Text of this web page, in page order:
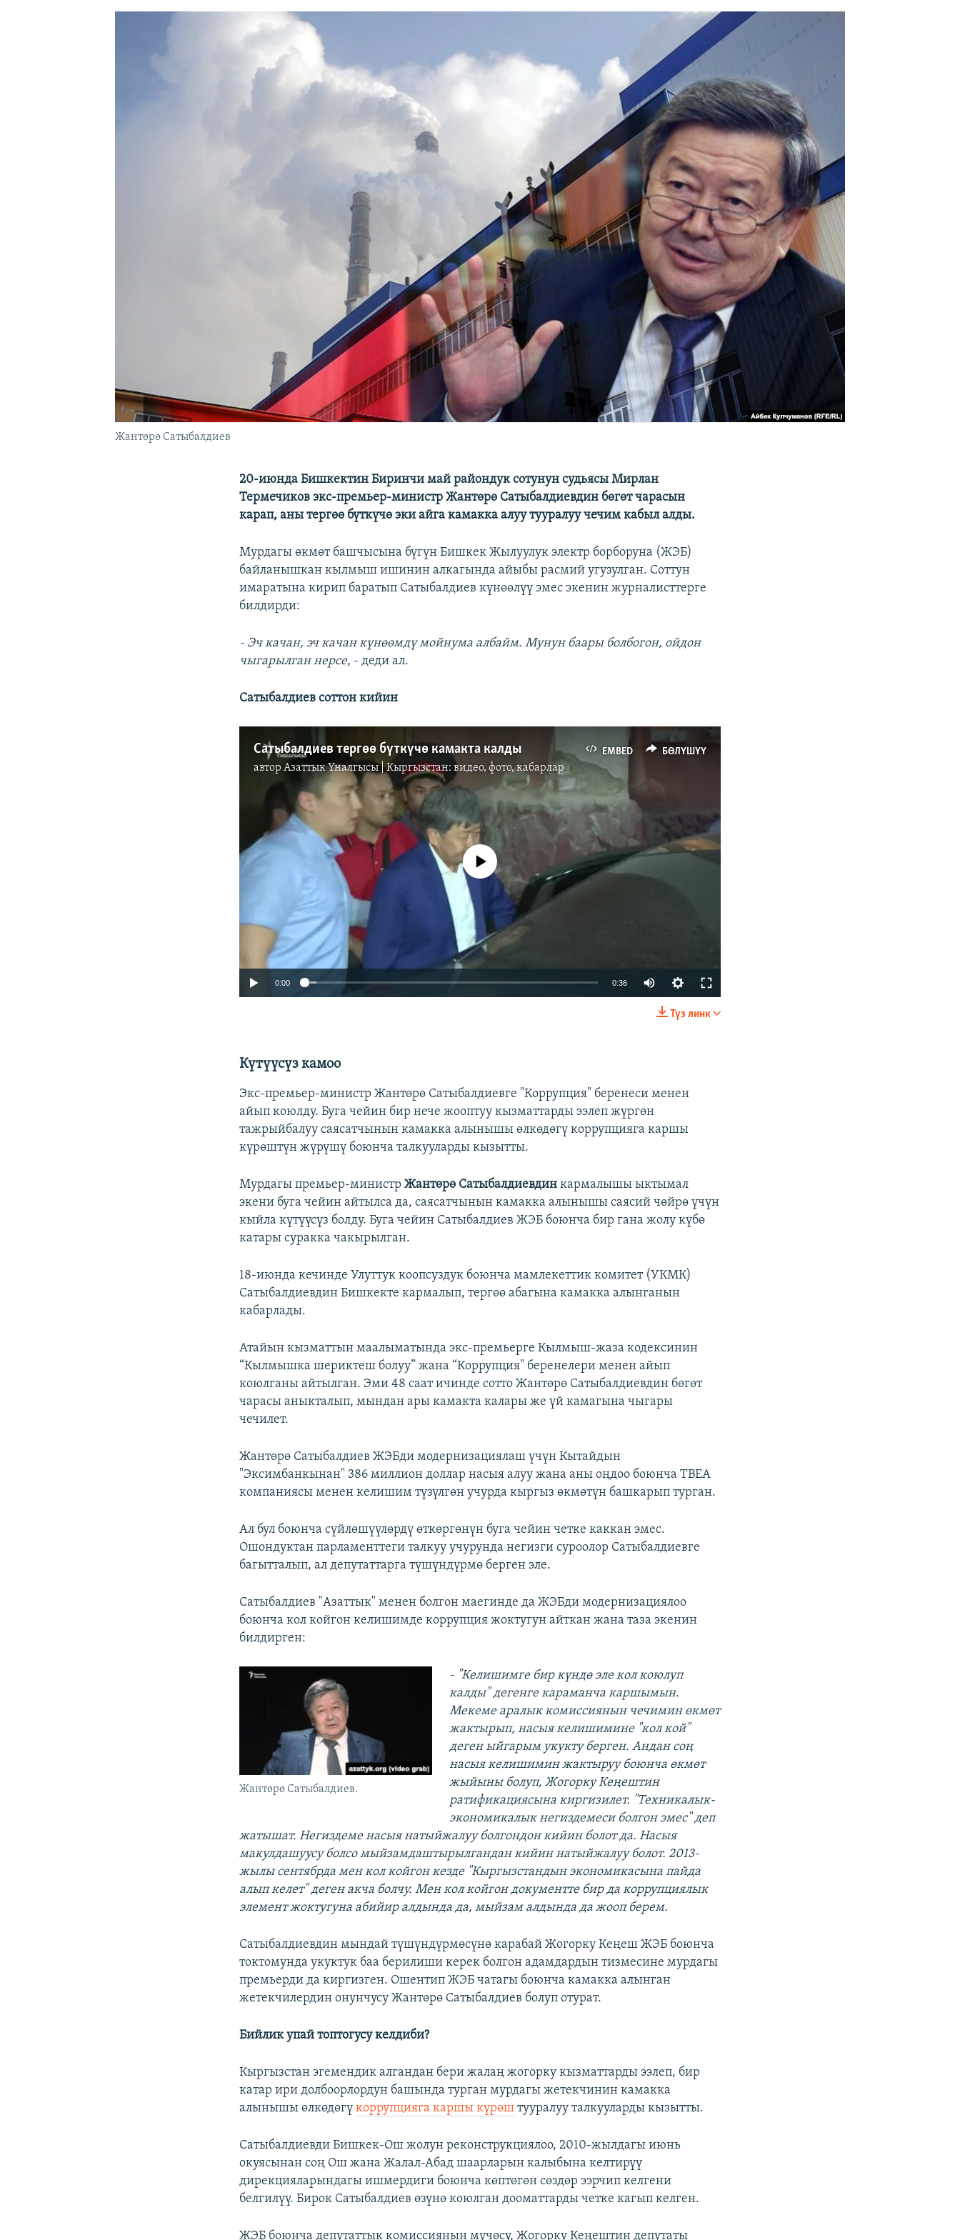
Жантөрө Сатыбалдиев
20-июнда Бишкектин Биринчи май райондук сотунун судьясы Мирлан
Термечиков экс-премьер-министр Жантөрө Сатыбалдиевдин бөгөт чарасын
карап, аны тергөө бүткүчө эки айга камакка алуу тууралуу чечим кабыл алды.
Мурдагы өкмөт башчысына бүгүн Бишкек Жылуулук электр борборуна (ЖЭБ)
байланышкан кылмыш ишинин алкагында айыбы расмий угузулган. Соттун
имаратына кирип баратып Сатыбалдиев күнөөлүү эмес экенин журналисттерге
билдирди:
- Эч качан, эч качан күнөөмдү мойнума албайм. Мунун баары болбогон, ойдон
чыгарылган нерсе, - деди ал.
Сатыбалдиев соттон кийин
EMBED БӨЛҮШҮҮ
Сатыбалдиев тергөө бүткүчө камакта калды
авторАзаттык Үналгысы | Кыргызстан: видео, фото, кабарлар
БӨЛҮШҮҮ
No media source currently available
0:00 0:36
Түз линк
Күтүүсүз камоо
Экс-премьер-министр Жантөрө Сатыбалдиевге "Коррупция" беренеси менен
айып коюлду. Буга чейин бир нече жооптуу кызматтарды ээлеп жүргөн
тажрыйбалуу саясатчынын камакка алынышы өлкөдөгү коррупцияга каршы
күрөштүн жүрүшү боюнча талкууларды кызытты.
Мурдагы премьер-министрЖантөрө Сатыбалдиевдин кармалышы ыктымал
экени буга чейин айтылса да, саясатчынын камакка алынышы саясий чөйрө үчүн
кыйла күтүүсүз болду. Буга чейин Сатыбалдиев ЖЭБ боюнча бир гана жолу күбө
катары суракка чакырылган.
18-июнда кечинде Улуттук коопсуздук боюнча мамлекеттик комитет (УКМК)
Сатыбалдиевдин Бишкекте кармалып, тергөө абагына камакка алынганын
кабарлады.
Атайын кызматтын маалыматында экс-премьерге Кылмыш-жаза кодексинин
“Кылмышка шериктеш болуу” жана “Коррупция" беренелери менен айып
коюлганы айтылган. Эми 48 саат ичинде сотто Жантөрө Сатыбалдиевдин бөгөт
чарасы аныкталып, мындан ары камакта калары же үй камагына чыгары
чечилет.
Жантөрө Сатыбалдиев ЖЭБди модернизациялаш үчүн Кытайдын
"Эксимбанкынан" 386 миллион доллар насыя алуу жана аны оңдоо боюнча ТВЕА
компаниясы менен келишим түзүлгөн учурда кыргыз өкмөтүн башкарып турган.
Ал бул боюнча сүйлөшүүлөрдү өткөргөнүн буга чейин четке каккан эмес.
Ошондуктан парламенттеги талкуу учурунда негизги суроолор Сатыбалдиевге
багытталып, ал депутаттарга түшүндүрмө берген эле.
Сатыбалдиев "Азаттык" менен болгон маегинде да ЖЭБди модернизациялоо
боюнча кол койгон келишимде коррупция жоктугун айткан жана таза экенин
билдирген:
Жантөрө Сатыбалдиев.
- "Келишимге бир күндө эле кол коюлуп
калды" дегенге караманча каршымын.
Мекеме аралык комиссиянын чечимин өкмөт
жактырып, насыя келишимине "кол кой"
деген ыйгарым укукту берген. Андан соң
насыя келишимин жактыруу боюнча өкмөт
жыйыны болуп, Жогорку Кеңештин
ратификациясына киргизилет. "Техникалык-
экономикалык негиздемеси болгон эмес" деп
жатышат. Негиздеме насыя натыйжалуу болгондон кийин болот да. Насыя
макулдашуусу болсо мыйзамдаштырылгандан кийин натыйжалуу болот. 2013-
жылы сентябрда мен кол койгон кезде "Кыргызстандын экономикасына пайда
алып келет" деген акча болчу. Мен кол койгон документте бир да коррупциялык
элемент жоктугуна абийир алдында да, мыйзам алдында да жооп берем.
Сатыбалдиевдин мындай түшүндүрмөсүнө карабай Жогорку Кеңеш ЖЭБ боюнча
токтомунда укуктук баа берилиши керек болгон адамдардын тизмесине мурдагы
премьерди да киргизген. Ошентип ЖЭБ чатагы боюнча камакка алынган
жетекчилердин онунчусу Жантөрө Сатыбалдиев болуп отурат.
Бийлик упай топтогусу келдиби?
Кыргызстан эгемендик алгандан бери жалаң жогорку кызматтарды ээлеп, бир
катар ири долбоорлордун башында турган мурдагы жетекчинин камакка
алынышы өлкөдөгүкоррупцияга каршы күрөш тууралуу талкууларды кызытты.
Сатыбалдиевди Бишкек-Ош жолун реконструкциялоо, 2010-жылдагы июнь
окуясынан соң Ош жана Жалал-Абад шаарларын калыбына келтирүү
дирекцияларындагы ишмердиги боюнча көптөгөн сөздөр ээрчип келгени
белгилүү. Бирок Сатыбалдиев өзүнө коюлган дооматтарды четке кагып келген.
ЖЭБ боюнча депутаттык комиссиянын мүчөсү, Жогорку Кеңештин депутаты